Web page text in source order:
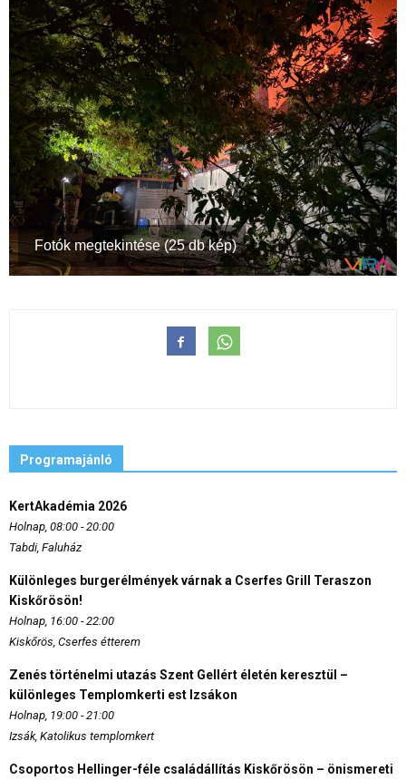
Fotók megtekintése (25 db kép)
Programajánló
KertAkadémia 2026
Holnap, 08:00 - 20:00
Tabdi, Faluház
Különleges burgerélmények várnak a Cserfes Grill Teraszon
Kiskőrösön!
Holnap, 16:00 - 22:00
Kiskőrös, Cserfes étterem
Zenés történelmi utazás Szent Gellért életén keresztül –
különleges Templomkerti est Izsákon
Holnap, 19:00 - 21:00
Izsák, Katolikus templomkert
Csoportos Hellinger-féle családállítás Kiskőrösön – önismereti